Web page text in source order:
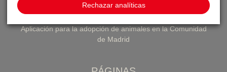
Aplicación para la adopción de animales en la Comunidad
de Madrid
Rechazar analíticas